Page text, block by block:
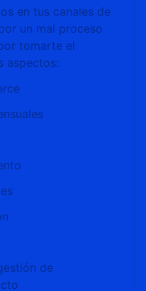
en tus canales de
un mal proceso
tomarte el
aspectos:
de